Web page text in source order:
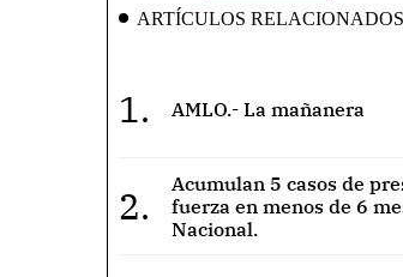
ARTÍCULOS RELACIONADOS
1. AMLO.- La mañanera
2.
Acumulan 5 casos de
fuerza en menos de 6
Nacional.